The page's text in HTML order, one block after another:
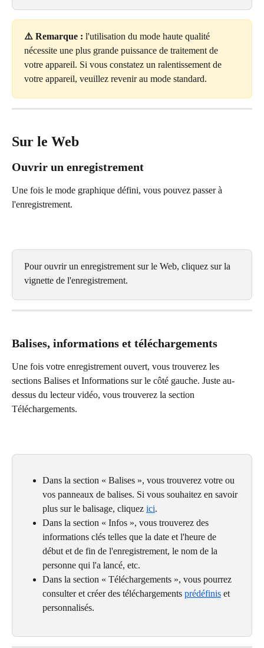
⚠️ Remarque : l'utilisation du mode haute qualité
nécessite une plus grande puissance de traitement de
votre appareil. Si vous constatez un ralentissement de
votre appareil, veuillez revenir au mode standard.
Sur le Web
Ouvrir un enregistrement
Une fois le mode graphique défini, vous pouvez passer à
l'enregistrement.
Pour ouvrir un enregistrement sur le Web, cliquez sur la
vignette de l'enregistrement.
Balises, informations et téléchargements
Une fois votre enregistrement ouvert, vous trouverez les
sections Balises et Informations sur le côté gauche. Juste au-
dessus du lecteur vidéo, vous trouverez la section
Téléchargements.
Dans la section « Balises », vous trouverez votre ou
vos panneaux de balises. Si vous souhaitez en savoir
plus sur le balisage, cliquez ici.
Dans la section « Infos », vous trouverez des
informations clés telles que la date et l'heure de
début et de fin de l'enregistrement, le nom de la
personne qui l'a lancé, etc.
Dans la section « Téléchargements », vous pourrez
consulter et créer des téléchargements prédéfinis et
personnalisés.